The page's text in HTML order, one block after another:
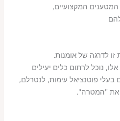
המקצועיים,
לדרגה של אומנות.
נוכל לרתום כלים יעילים
פוטנציאל עימות, לנטרלם,
את "המטרה".